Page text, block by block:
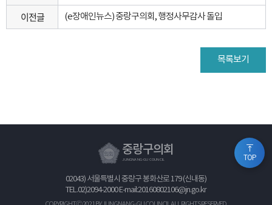
이전글 (e장애인뉴스) 중랑구의회, 행정사무감사 돌입
목록보기
TOP
중랑구의회
JUNGNANG-GU COUNCIL
02043) 서울특별시 중랑구 봉화산로 179 (신내동)
TEL.02)2094-2000 E-mail:20160802106@jn.go.kr